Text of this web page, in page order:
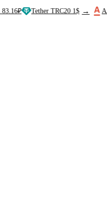
Tether TRC20 1$ → Альфа